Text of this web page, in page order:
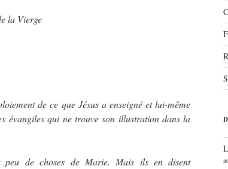
la Vierge
de ce que Jésus a enseigné et lui-même
évangiles qui ne trouve son illustration dans la
peu de choses de Marie. Mais ils en disent